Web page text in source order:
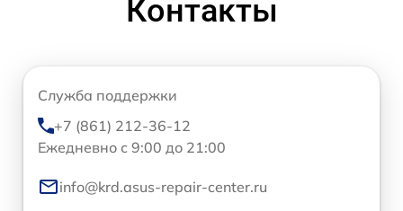
Контакты
Служба поддержки
+7 (861) 212-36-12
Ежедневно с 9:00 до 21:00
info@krd.asus-repair-center.ru